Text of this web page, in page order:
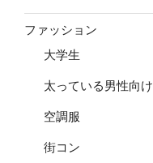
ファッション
大学生
太っている男性向け
空調服
街コン